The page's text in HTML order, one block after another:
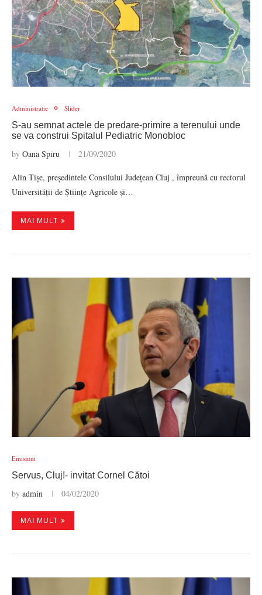
Administratie Slider
S-au semnat actele de predare-primire a terenului unde
se va construi Spitalul Pediatric Monobloc
by Oana Spiru 21/09/2020
Alin Tișe, președintele Consilului Județean Cluj , împreună cu rectorul
Universității de Științe Agricole și…
MAI MULT
Emisiuni
Servus, Cluj!- invitat Cornel Cătoi
by admin 04/02/2020
MAI MULT